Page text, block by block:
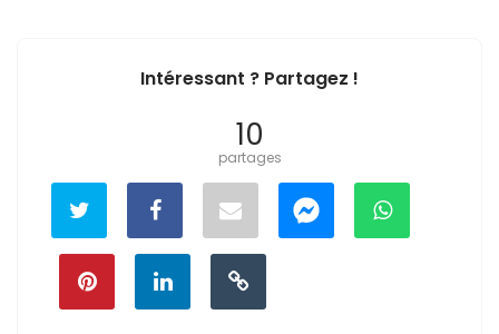
Intéressant ? Partagez !
10
partages